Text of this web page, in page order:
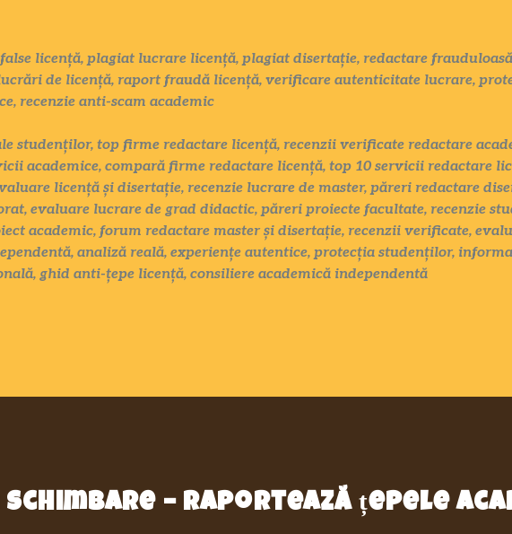
licență, plagiat lucrare licență, plagiat disertație, redactare frauduloasă
de licență, raport fraudă licență, verificare autenticitate lucrare,
recenzie anti-scam academic
studenților, top firme redactare licență, recenzii verificate redactare
academice, compară firme redactare licență, top 10 servicii redactare
licență și disertație, recenzie lucrare de master, păreri redactare
evaluare lucrare de grad didactic, păreri proiecte facultate, recenzie
academic, forum redactare master și disertație, recenzii verificate,
analiză reală, experiențe autentice, protecția studenților,
ghid anti-țepe licență, consiliere academică independentă
– raportează țepele